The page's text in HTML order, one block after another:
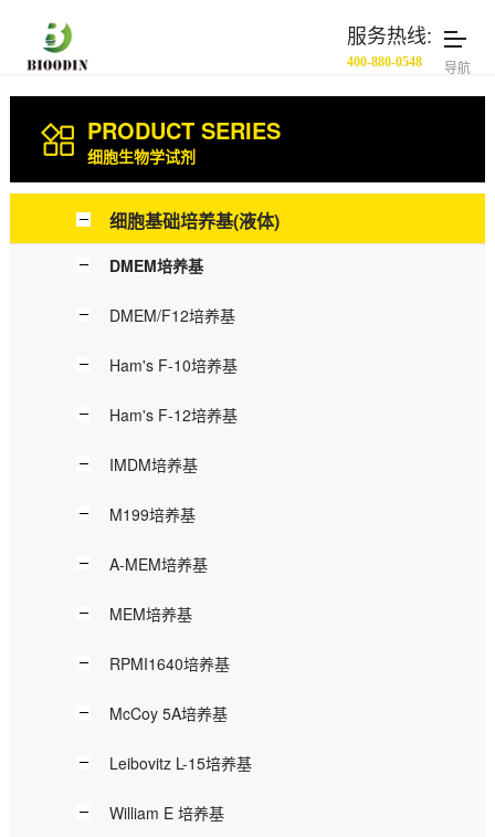
服务热线:
400-880-0548 导航
PRODUCT SERIES
细胞生物学试剂
细胞基础培养基(液体)
DMEM培养基
DMEM/F12培养基
Ham's F-10培养基
Ham's F-12培养基
IMDM培养基
M199培养基
A-MEM培养基
MEM培养基
RPMI1640培养基
McCoy 5A培养基
Leibovitz L-15培养基
William E 培养基